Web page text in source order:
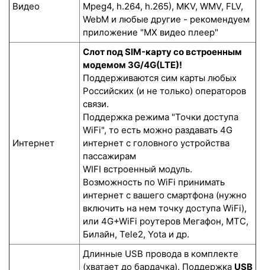
Видео
Mpeg4, h.264, h.265), MKV, WMV, FLV,
WebM и любые другие - рекомендуем
приложение "MX видео плеер"
Интернет
Слот под SIM-карту со встроенным
модемом 3G/4G(LTE)!
Поддерживаются сим карты любых
Российских (и не только) операторов
связи.
Поддержка режима "Точки доступа
WiFi", то есть можно раздавать 4G
интернет с головного устройства
пассажирам
WIFI встроенный модуль.
Возможность по WiFi принимать
интернет с вашего смартфона (нужно
включить на нем точку доступа WiFi),
или 4G+WiFi роутеров Мегафон, МТС,
Билайн, Tele2, Yota и др.
Длинные USB провода в комплекте
(хватает до бардачка). Поддержка USB